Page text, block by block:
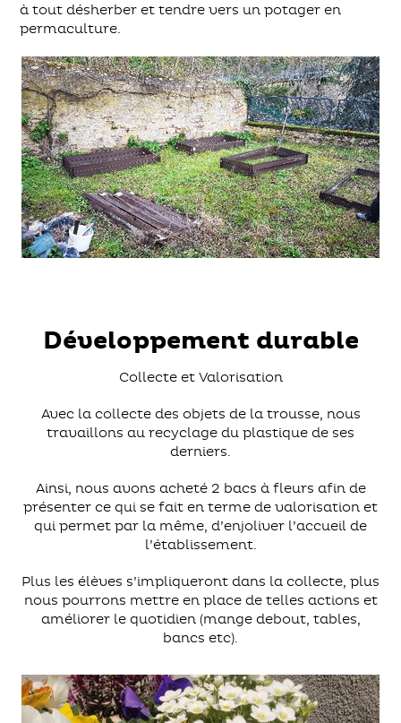
à tout désherber et tendre vers un potager en
permaculture.
Développement durable
Collecte et Valorisation
Avec la collecte des objets de la trousse, nous
travaillons au recyclage du plastique de ses
derniers.
Ainsi, nous avons acheté 2 bacs à fleurs afin de
présenter ce qui se fait en terme de valorisation et
qui permet par la même, d’enjoliver l’accueil de
l’établissement.
Plus les élèves s’impliqueront dans la collecte, plus
nous pourrons mettre en place de telles actions et
améliorer le quotidien (mange debout, tables,
bancs etc).